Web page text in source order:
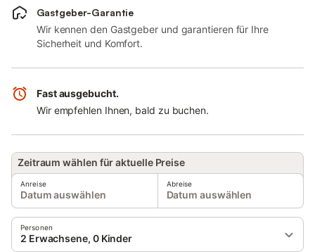
Gastgeber-Garantie
Wir kennen den Gastgeber und garantieren für Ihre
Sicherheit und Komfort.
Fast ausgebucht.
Wir empfehlen Ihnen, bald zu buchen.
Zeitraum wählen für aktuelle Preise
Anreise
Datum auswählen
Abreise
Datum auswählen
Personen
2 Erwachsene, 0 Kinder